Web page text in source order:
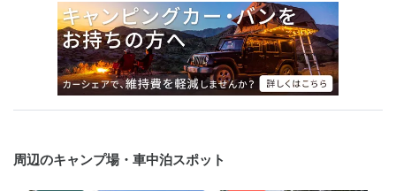
周辺のキャンプ場・車中泊スポット